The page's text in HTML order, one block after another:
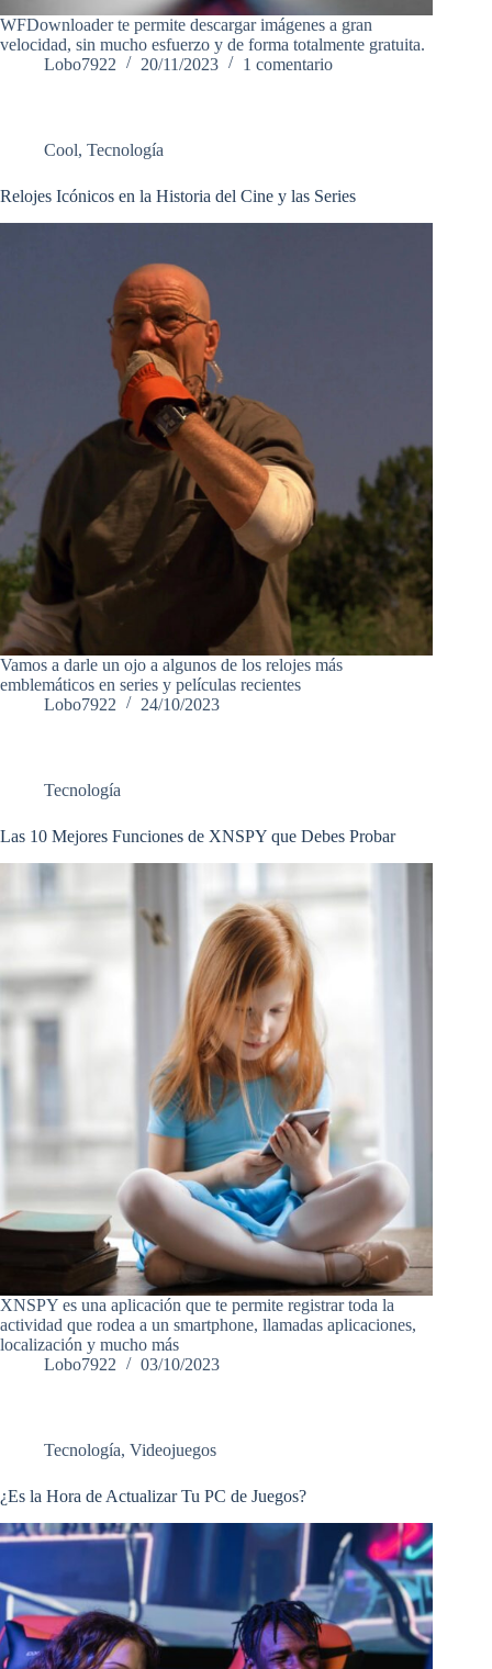
WFDownloader te permite descargar imágenes a gran
velocidad, sin mucho esfuerzo y de forma totalmente gratuita.
Lobo7922
20/11/2023 1 comentario
Cool, Tecnología
Relojes Icónicos en la Historia del Cine y las Series
Vamos a darle un ojo a algunos de los relojes más
emblemáticos en series y películas recientes
Lobo7922
24/10/2023
Tecnología
Las 10 Mejores Funciones de XNSPY que Debes Probar
XNSPY es una aplicación que te permite registrar toda la
actividad que rodea a un smartphone, llamadas aplicaciones,
localización y mucho más
Lobo7922
03/10/2023
Tecnología, Videojuegos
¿Es la Hora de Actualizar Tu PC de Juegos?